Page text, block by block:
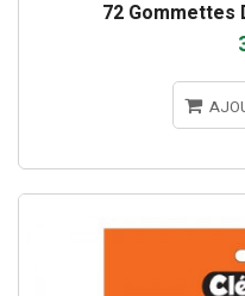
72 Gommettes